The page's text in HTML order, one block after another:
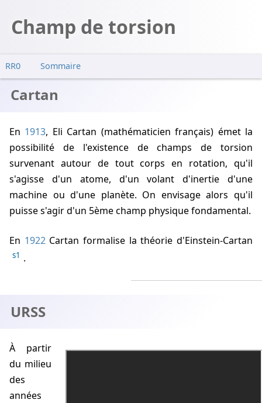
Champ de torsion
RR0 Sommaire
Cartan
URSS
Cartan
En 1913, Eli Cartan (mathématicien français) émet la
possibilité de l'existence de champs de torsion
survenant autour de tout corps en rotation, qu'il
s'agisse d'un atome, d'un volant d'inertie d'une
machine ou d'une planète. On envisage alors qu'il
puisse s'agir d'un 5ème champ physique fondamental.
En 1922Cartan formalise la théorie d'Einstein-Cartan
s1 .
URSS
À partir
du milieu
des
années